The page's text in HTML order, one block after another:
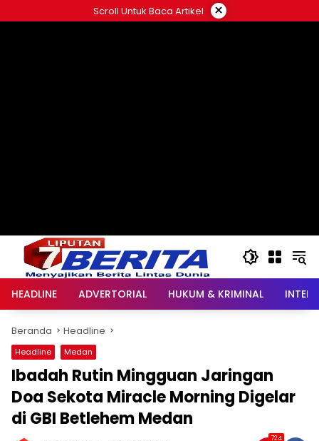
ke
Scroll Untuk Baca Artikel ×
HEADLINE ADVERTORIAL HUKUM & KRIMINAL
Beranda Headline
Headline Medan
Ibadah Rutin Mingguan Jaringan
Doa Sekota Miracle Morning Digelar
di GBI Betlehem Medan
724